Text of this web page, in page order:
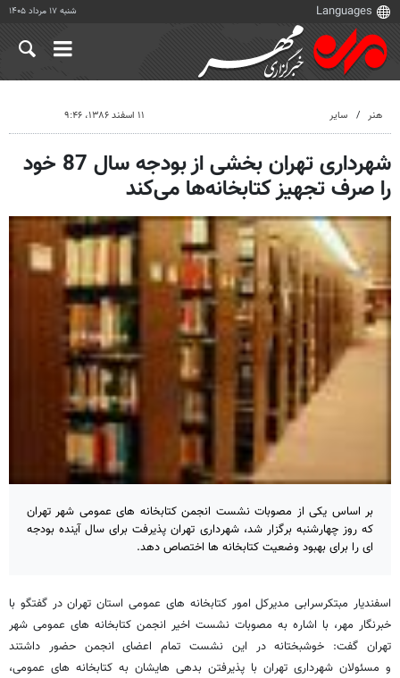
شنبه ۱۷ مرداد ۱۴۰۵
هنر سایر ۱۱ اسفند ۱۳۸۶، ۹:۴۶
شهرداری تهران بخشی از بودجه سال 87 خود
را صرف تجهیز کتابخانه‌ها می‌کند
بر اساس یکی از مصوبات نشست انجمن کتابخانه های عمومی شهر تهران
که روز چهارشنبه برگزار شد، شهرداری تهران پذیرفت برای سال آینده بودجه
ای را برای بهبود وضعیت کتابخانه ها اختصاص دهد.
اسفندیار مبتکرسرابی مدیرکل امور کتابخانه های عمومی استان تهران در گفتگو با
خبرنگار مهر، با اشاره به مصوبات نشست اخیر انجمن کتابخانه های عمومی شهر
تهران گفت: خوشبختانه در این نشست تمام اعضای انجمن حضور داشتند
و مسئولان شهرداری تهران با پذیرفتن بدهی هایشان به کتابخانه های عمومی،